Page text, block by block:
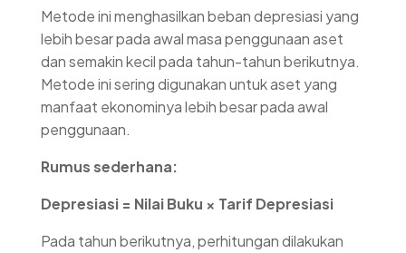
Metode ini menghasilkan beban depresiasi yang
lebih besar pada awal masa penggunaan aset
dan semakin kecil pada tahun-tahun berikutnya.
Metode ini sering digunakan untuk aset yang
manfaat ekonominya lebih besar pada awal
penggunaan.
Rumus sederhana:
Depresiasi = Nilai Buku × Tarif Depresiasi
Pada tahun berikutnya, perhitungan dilakukan